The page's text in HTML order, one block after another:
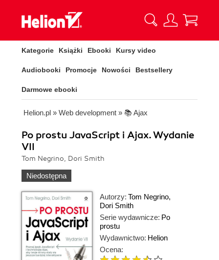
Kategorie Książki Ebooki Kursy video
Audiobooki Promocje Nowości Bestsellery
Darmowe ebooki
Helion.pl » Web development » 📚 Ajax
Po prostu JavaScript i Ajax. Wydanie
VII
Tom Negrino, Dori Smith
Niedostępna
Autorzy: Tom Negrino,
Dori Smith
Serie wydawnicze: Po
prostu
Wydawnictwo: Helion
Ocena: